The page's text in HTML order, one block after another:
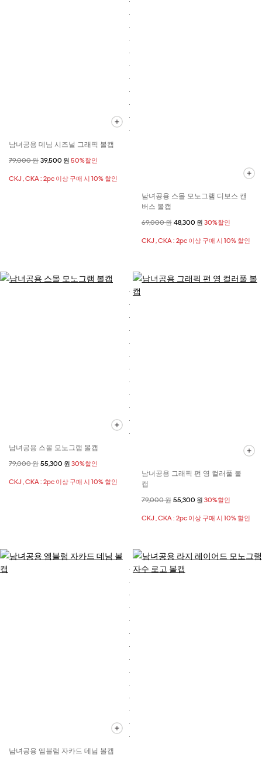
남녀공용 데님 시즈널 그래픽 볼캡
할인 전 가격
79,000 원 할인된 가격
39,500 원 50%할인
CKJ , CKA : 2pc 이상 구매 시 10% 할인
남녀공용 스몰 모노그램 디보스 캔
버스 볼캡
할인 전 가격
69,000 원할인된 가격
48,300 원 30%할인
CKJ , CKA : 2pc 이상 구매 시 10% 할인
남녀공용 스몰 모노그램 볼캡
할인 전 가격
79,000 원 할인된 가격
55,300 원 30%할인
CKJ , CKA : 2pc 이상 구매 시 10% 할인
남녀공용 그래픽 펀 영 컬러풀 볼
캡
할인 전 가격
79,000 원할인된 가격
55,300 원 30%할인
CKJ , CKA : 2pc 이상 구매 시 10% 할인
남녀공용 엠블럼 자카드 데님 볼캡